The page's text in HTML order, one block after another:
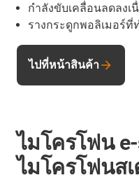
กำลังขับเคลื่อนลดลงเ
รางกระดูกพอลิเมอร์ที่
ไปที่หน้าสินค้า
ไมโครโฟน
ไมโครโฟนส